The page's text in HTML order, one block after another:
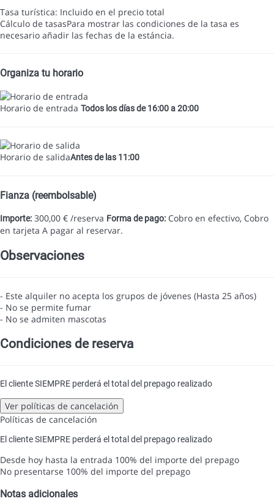
Tasa turística: Incluido en el precio total
Cálculo de tasasPara mostrar las condiciones de la tasa es
necesario añadir las fechas de la estáncia.
Organiza tu horario
Horario de entrada Todos los días de 16:00 a 20:00
Horario de salidaAntes de las 11:00
Fianza (reembolsable)
Importe: 300,00 € /reserva Forma de pago: Cobro en efectivo, Cobro
en tarjeta A pagar al reservar.
Observaciones
- Este alquiler no acepta los grupos de jóvenes (Hasta 25 años)
- No se permite fumar
- No se admiten mascotas
Condiciones de reserva
El cliente SIEMPRE perderá el total del prepago realizado
Ver políticas de cancelación
Políticas de cancelación
El cliente SIEMPRE perderá el total del prepago realizado
Desde hoy hasta la entrada 100% del importe del prepago
No presentarse 100% del importe del prepago
Notas adicionales